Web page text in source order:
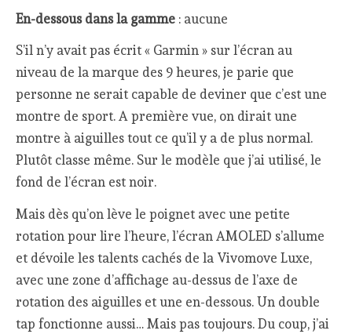
En-dessous dans la gamme : aucune
S’il n’y avait pas écrit « Garmin » sur l’écran au
niveau de la marque des 9 heures, je parie que
personne ne serait capable de deviner que c’est une
montre de sport. A première vue, on dirait une
montre à aiguilles tout ce qu’il y a de plus normal.
Plutôt classe même. Sur le modèle que j’ai utilisé, le
fond de l’écran est noir.
Mais dès qu’on lève le poignet avec une petite
rotation pour lire l’heure, l’écran AMOLED s’allume
et dévoile les talents cachés de la Vivomove Luxe,
avec une zone d’affichage au-dessus de l’axe de
rotation des aiguilles et une en-dessous. Un double
tap fonctionne aussi… Mais pas toujours. Du coup, j’ai